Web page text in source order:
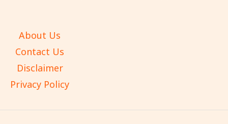
About Us
Contact Us
Disclaimer
Privacy Policy